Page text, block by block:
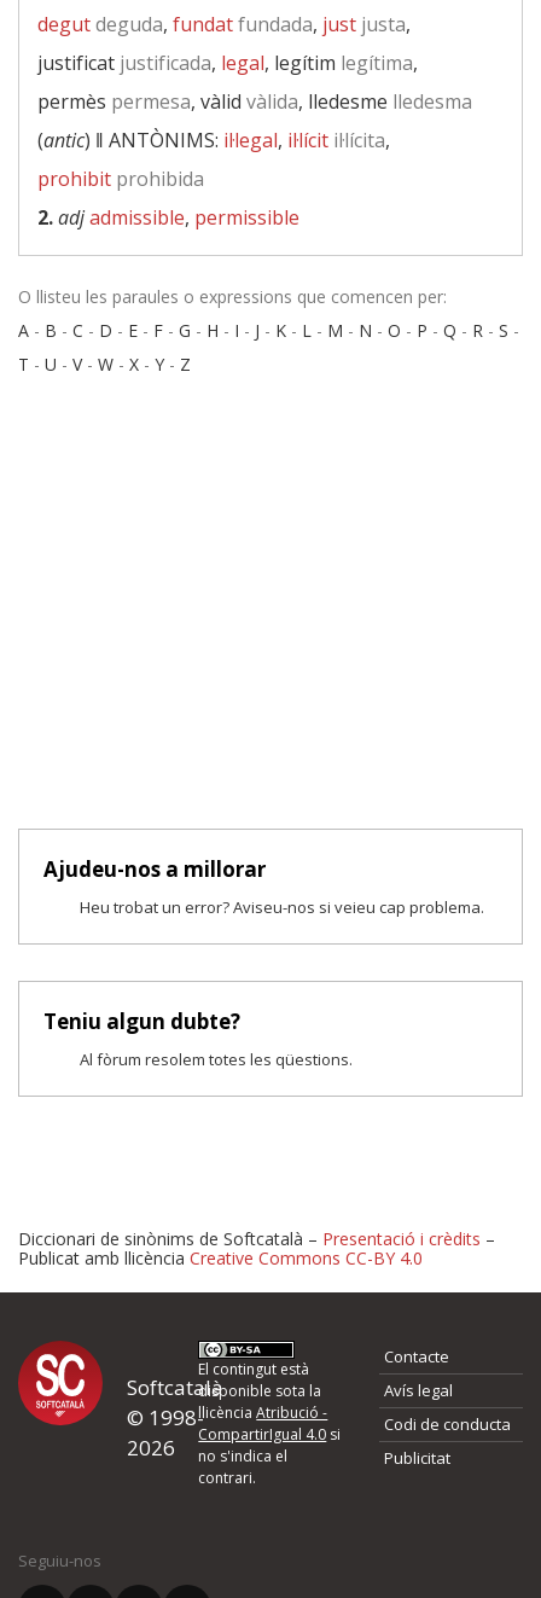
degutdeguda, fundatfundada, just justa,
justificat justificada, legal, legítim legítima,
permès permesa, vàlid vàlida, lledesme lledesma
(antic) ‖ ANTÒNIMS: il·legal, il·lícit il·lícita,
prohibit prohibida
2.adjadmissible, permissible
O llisteu les paraules o expressions que comencen per:
A - B - C - D - E - F - G - H - I - J - K - L - M - N - O - P - Q - R - S -
T - U - V- W - X - Y - Z
Ajudeu-nos a millorar
Heu trobat un error? Aviseu-nos si veieu cap problema.
Teniu algun dubte?
Al fòrum resolem totes les qüestions.
Proposeu-nos millores o
d'errors
Si heu trobat un error o voleu proposar alguna millora, ompliu els
quina és la millora que proposeu o l'error del qual voleu informar-
Diccionari de sinònims de Softcatalà – Presentació i crèdits –
Publicat amb llicència Creative Commons CC-BY 4.0
Softcatalà
© 1998-
2026
El contingut està
disponible sota la
llicènciaAtribució -
CompartirIgual 4.0 si
no s'indica el
contrari.
Contacte
Avís legal
Codi de conducta
Publicitat
Seguiu-nos